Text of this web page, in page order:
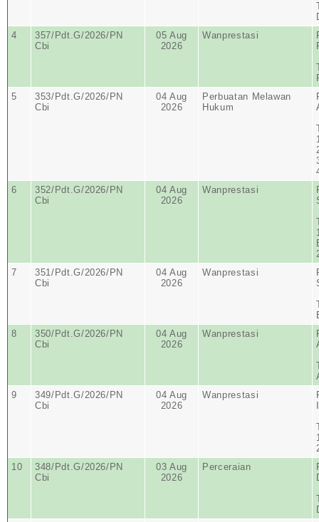
4
357/Pdt.G/2026/PN
Cbi
05 Aug
2026
Wanprestasi
5
353/Pdt.G/2026/PN
Cbi
04 Aug
2026
Perbuatan Melawan
Hukum
6
352/Pdt.G/2026/PN
Cbi
04 Aug
2026
Wanprestasi
7
351/Pdt.G/2026/PN
Cbi
04 Aug
2026
Wanprestasi
8
350/Pdt.G/2026/PN
Cbi
04 Aug
2026
Wanprestasi
9
349/Pdt.G/2026/PN
Cbi
04 Aug
2026
Wanprestasi
10
348/Pdt.G/2026/PN
Cbi
03 Aug
2026
Perceraian